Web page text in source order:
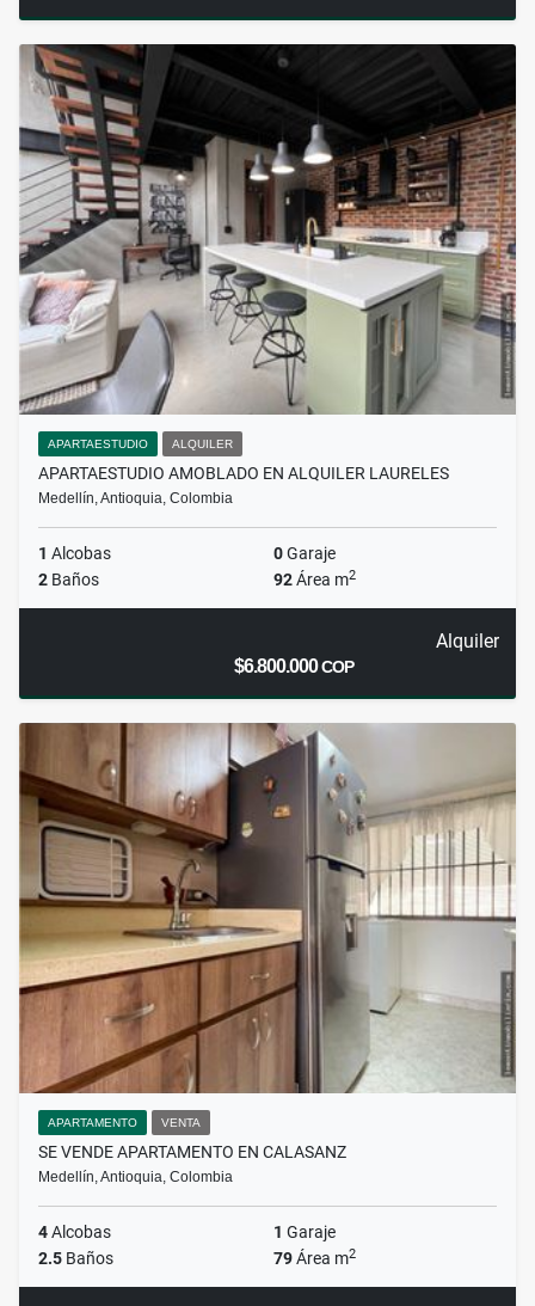
APARTAESTUDIO ALQUILER
APARTAESTUDIO AMOBLADO EN ALQUILER LAURELES
Medellín, Antioquia, Colombia
1 Alcobas 0Garaje
2 Baños 92Área m2
Alquiler
$6.800.000COP
APARTAMENTO VENTA
SE VENDE APARTAMENTO EN CALASANZ
Medellín, Antioquia, Colombia
4Alcobas 1 Garaje
2.5 Baños 79Área m2